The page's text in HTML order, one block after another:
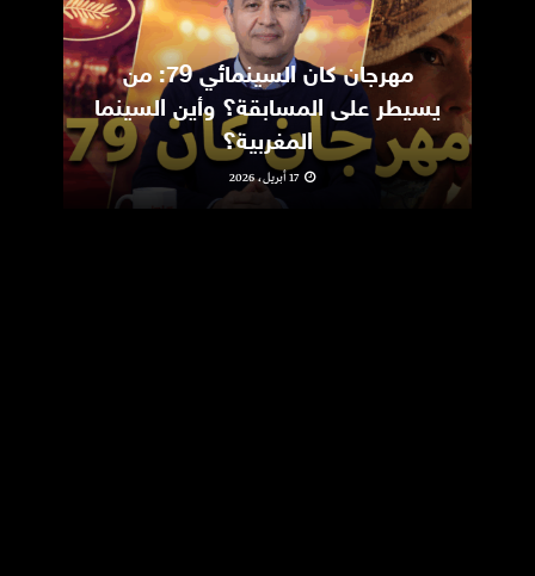
مهرجان كان السينمائي 79: من
يسيطر على المسابقة؟ وأين السينما
المغربية؟
17 أبريل، 2026